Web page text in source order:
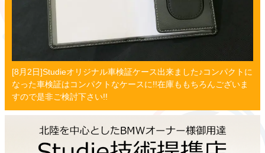
[8月2日]Studieオリジナル車検証ケース出来ました♪コンパクトに
なった車検証はコンパクトなケースに!!在庫ももちろんございま
すので是非ご検討下さい!!